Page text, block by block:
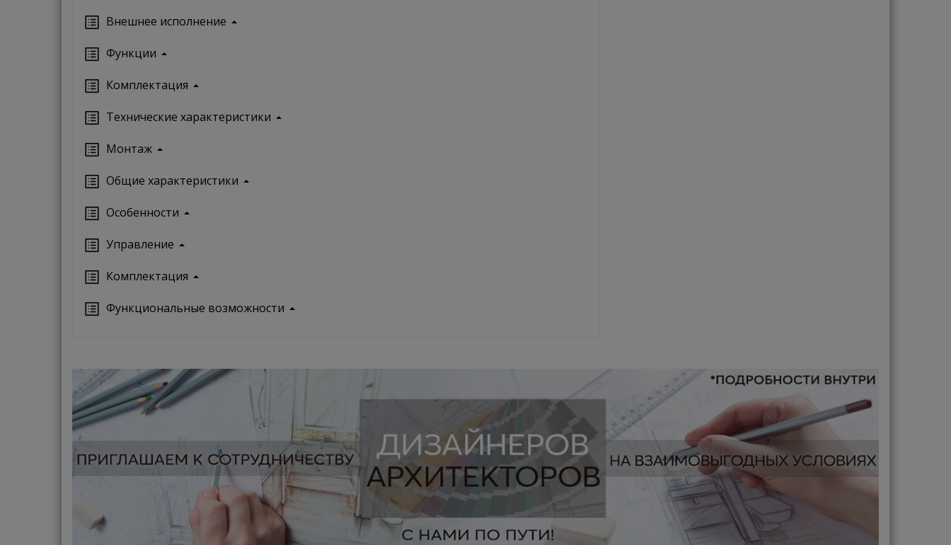
Внешнее исполнение
Функции
Комплектация
Технические характеристики
Монтаж
Oбщие характеристики
Особенности
Управление
Кoмплектация
Функциональные возможности